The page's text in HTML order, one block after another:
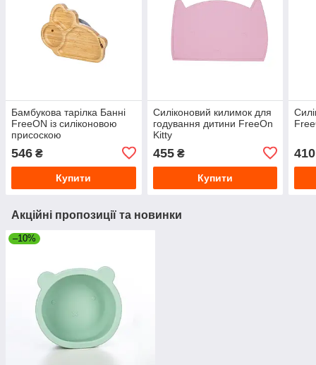
Бамбукова тарілка Банні
FreeON із силіконовою
присоскою
546 ₴
Купити
Силіконовий килимок для
годування дитини FreeOn
Kitty
455₴
Купити
410
Акційні пропозиції та новинки
–10%